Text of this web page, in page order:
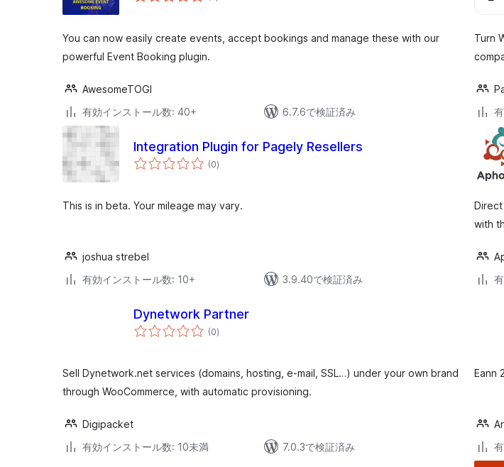
You can now easily create events, accept bookings and manage these with our
powerful Event Booking plugin.
AwesomeTOGI
有効インストール数: 40+
6.7.6で検証済み
Turn
Integration Plugin for Pagely Resellers
(0個
の)
This is in beta. Your mileage may vary.
joshua strebel
有効インストール数: 10+
3.9.40で検証済み
with
Dynetwork Partner
(0個
の)
Sell Dynetwork.net services (domains, hosting, e-mail, SSL…) under your own brand
through WooCommerce, with automatic provisioning.
Digipacket
有効インストール数: 10未満
7.0.3で検証済み
Eann